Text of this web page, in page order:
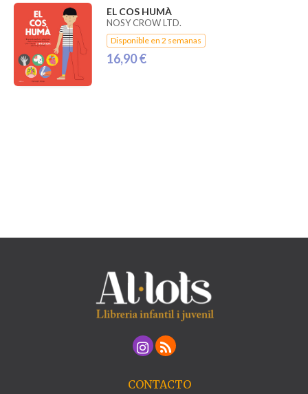
EL COS HUMÀ
NOSY CROW LTD.
Disponible en 2 semanas
16,90 €
CONTACTO